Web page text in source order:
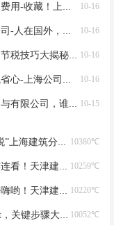
10-16
细资料、流程和费用
10-16
海注册一家电商公司
10-16
册公司需要的材料及流程
10-16
注册需要哪些材料
10-15
记账报税需要多少费用？
10380℃
分包纳税优化
10259℃
总包资质节税优化
10220℃
总包资质节税优化
10052℃
筑产业园总包资质办理